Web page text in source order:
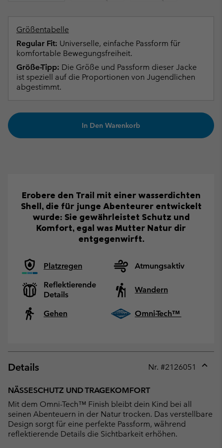
Größentabelle
Regular Fit: Universelle, einfache Passform für
komfortable Bewegungsfreiheit.
Größe-Tipp: Die Größe und Passform dieser Jacke
ist speziell auf die Proportionen von Jugendlichen
abgestimmt.
In Den Warenkorb
Erobere den Trail mit einer wasserdichten
Shell, die für junge Abenteurer entwickelt
wurde: Sie gewährleistet Schutz und
Komfort, egal was Mutter Natur dir
entgegenwirft.
Platzregen
Atmungsaktiv
Reflektierende
Details
Wandern
Gehen Omni-Tech™
Details Nr. #2126051
NÄSSESCHUTZ UND TRAGEKOMFORT
Mit dem Omni-Tech™ Finish bleibt dein Kind bei all
seinen Abenteuern in der Natur trocken. Das verstellbare
Design sorgt für eine perfekte Passform, während
reflektierende Details die Sichtbarkeit erhöhen.